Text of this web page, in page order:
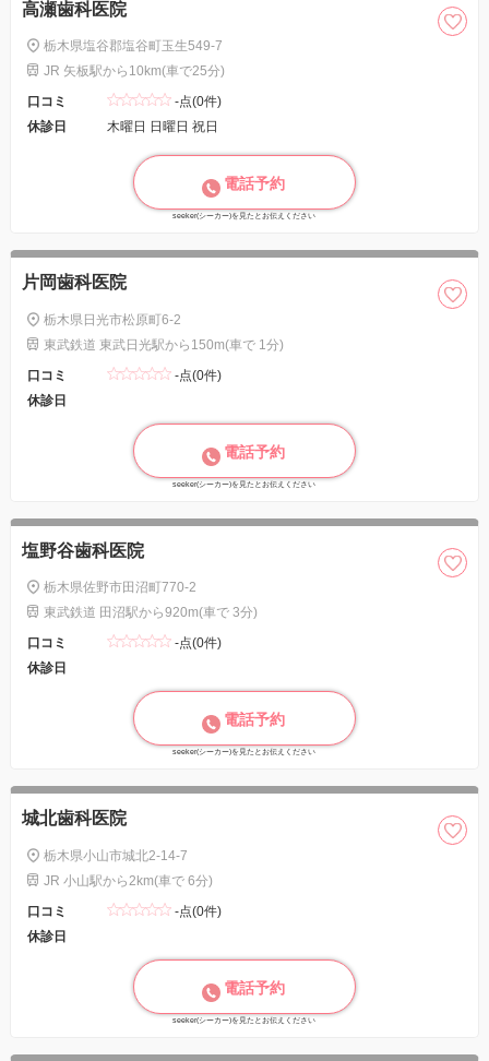
高瀬歯科医院
栃木県塩谷郡塩谷町玉生549-7
JR 矢板駅から10km(車で25分)
口コミ
-点(0件)
休診日
木曜日 日曜日 祝日
電話予約
seeker(シーカー)を見たとお伝えください
片岡歯科医院
栃木県日光市松原町6-2
東武鉄道 東武日光駅から150m(車で 1分)
口コミ
-点(0件)
休診日
電話予約
seeker(シーカー)を見たとお伝えください
塩野谷歯科医院
栃木県佐野市田沼町770-2
東武鉄道 田沼駅から920m(車で 3分)
口コミ
-点(0件)
休診日
電話予約
seeker(シーカー)を見たとお伝えください
城北歯科医院
栃木県小山市城北2-14-7
JR 小山駅から2km(車で 6分)
口コミ
-点(0件)
休診日
電話予約
seeker(シーカー)を見たとお伝えください